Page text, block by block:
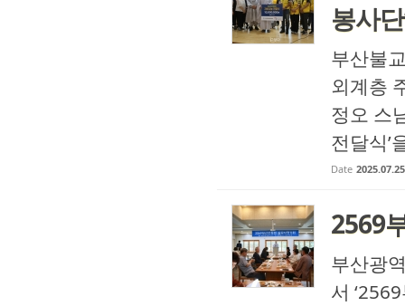
봉사
부산불
외계층
정오 스
전달식’
Date 2025.07.25
2569
부산광
서